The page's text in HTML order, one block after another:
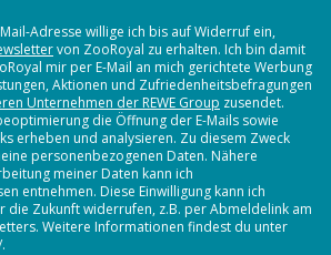
Adresse willige ich bis auf Widerruf ein,
von ZooRoyal zu erhalten. Ich bin damit
mir per E-Mail an mich gerichtete Werbung
Aktionen und Zufriedenheitsbefragungen
Unternehmen der REWE Group zusendet.
die Öffnung der E-Mails sowie
erheben und analysieren. Zu diesem Zweck
personenbezogenen Daten. Nähere
meiner Daten kann ich
entnehmen. Diese Einwilligung kann ich
die Zukunft widerrufen, z.B. per Abmeldelink am
Weitere Informationen findest du unter